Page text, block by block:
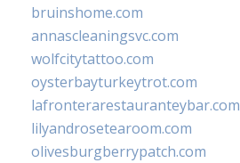
bruinshome.com
annascleaningsvc.com
wolfcitytattoo.com
oysterbayturkeytrot.com
lafronterarestauranteybar.com
lilyandrosetearoom.com
olivesburgberrypatch.com